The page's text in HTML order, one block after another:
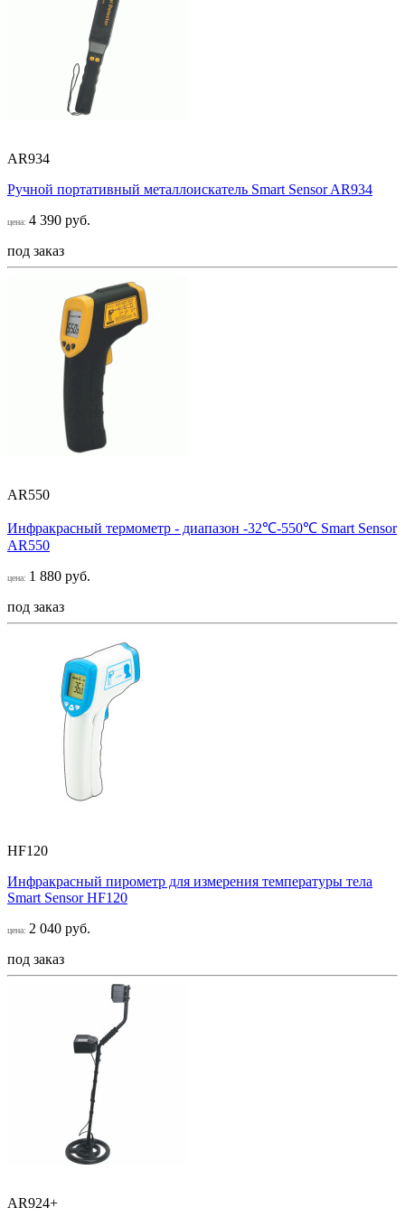
AR934
Ручной портативный металлоискатель Smart Sensor AR934
цена: 4 390 руб.
под заказ
AR550
Инфракрасный термометр - диапазон -32℃-550℃ Smart Sensor
AR550
цена: 1 880 руб.
под заказ
HF120
Инфракрасный пирометр для измерения температуры тела
Smart Sensor НF120
цена: 2 040 руб.
под заказ
AR924+